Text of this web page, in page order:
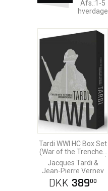
Afs.:1-5
hverdage
Tardi WWI HC Box Set
(War of the Trenches
& Goddamn This War)
Jacques Tardi &
Jean-Pierre Verney
DKK 38900